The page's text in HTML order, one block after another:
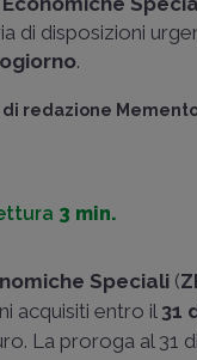
di disposizioni
.
di redazione
3 min.
Speciali (
acquisiti entro il 31
La proroga al 31